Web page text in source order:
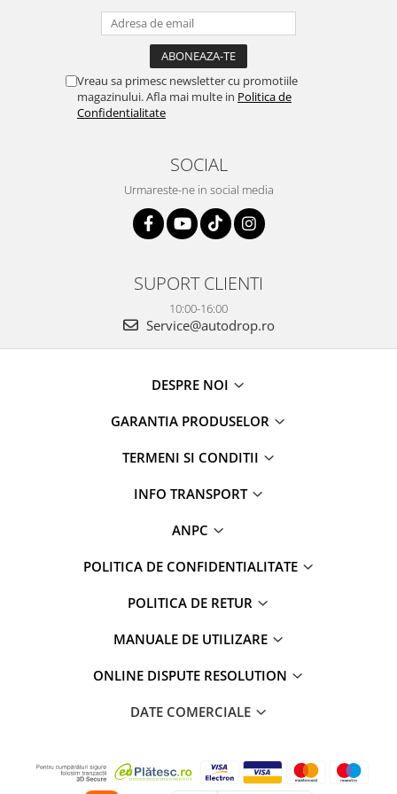
Vreau sa primesc newsletter cu promotiile
magazinului. Afla mai multe in Politica de
Confidentialitate
SOCIAL
Urmareste-ne in social media
SUPORT CLIENTI
10:00-16:00
Service@autodrop.ro
DESPRE NOI
GARANTIA PRODUSELOR
TERMENI SI CONDITII
INFO TRANSPORT
ANPC
POLITICA DE CONFIDENTIALITATE
POLITICA DE RETUR
MANUALE DE UTILIZARE
ONLINE DISPUTE RESOLUTION
DATE COMERCIALE